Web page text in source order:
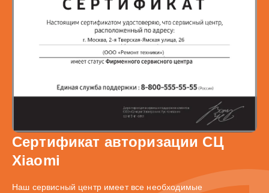
Сертификат авторизации СЦ
Xiaomi
Наш сервисный центр имеет все необходимые